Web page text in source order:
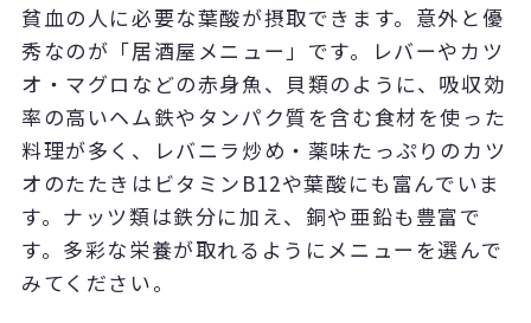
貧血の人に必要な葉酸が摂取できます。意外と優
秀なのが「居酒屋メニュー」です。レバーやカツ
オ・マグロなどの赤身魚、貝類のように、吸収効
率の高いヘム鉄やタンパク質を含む食材を使った
料理が多く、レバニラ炒め・薬味たっぷりのカツ
オのたたきはビタミンB12や葉酸にも富んでいま
す。ナッツ類は鉄分に加え、銅や亜鉛も豊富で
す。多彩な栄養が取れるようにメニューを選んで
みてください。